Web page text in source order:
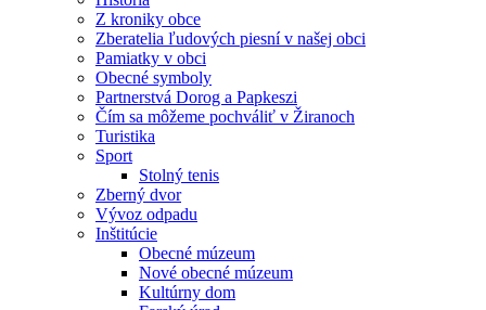
Z kroniky obce
Zberatelia ľudových piesní v našej obci
Pamiatky v obci
Obecné symboly
Partnerstvá Dorog a Papkeszi
Čím sa môžeme pochváliť v Žiranoch
Turistika
Sport
Stolný tenis
Zberný dvor
Vývoz odpadu
Inštitúcie
Obecné múzeum
Nové obecné múzeum
Kultúrny dom